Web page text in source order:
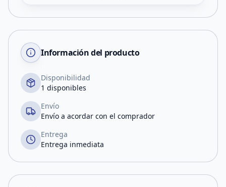
Información del producto
Disponibilidad
1 disponibles
Envío
Envío a acordar con el comprador
Entrega
Entrega inmediata